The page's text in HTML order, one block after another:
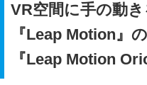
VR空間に手の動
『Leap Motion』
『Leap Motion